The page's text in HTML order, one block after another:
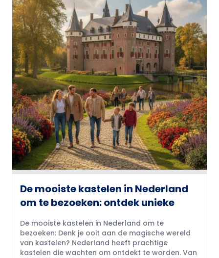
De mooiste kastelen in Nederland
om te bezoeken: ontdek unieke
De mooiste kastelen in Nederland om te
bezoeken: Denk je ooit aan de magische wereld
van kastelen? Nederland heeft prachtige
kastelen die wachten om ontdekt te worden. Van